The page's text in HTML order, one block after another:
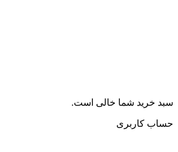
سبد خرید شما خالی است.
حساب کاربری